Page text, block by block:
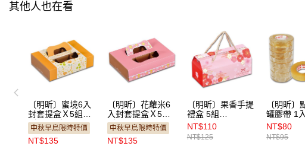
其他人也在看
〔明昕〕蜜境6入
封套提盒Ｘ5組
（MW10）
中秋早鳥限時特價
NT$135
〔明昕〕花蘿米6
入封套提盒Ｘ5組
（MW09）
中秋早鳥限時特價
NT$135
〔明昕〕果香手提
禮盒 5組
（JW01）
NT$110
NT$125
〔明昕〕
罐膠帶 1
NT$80
NT$95